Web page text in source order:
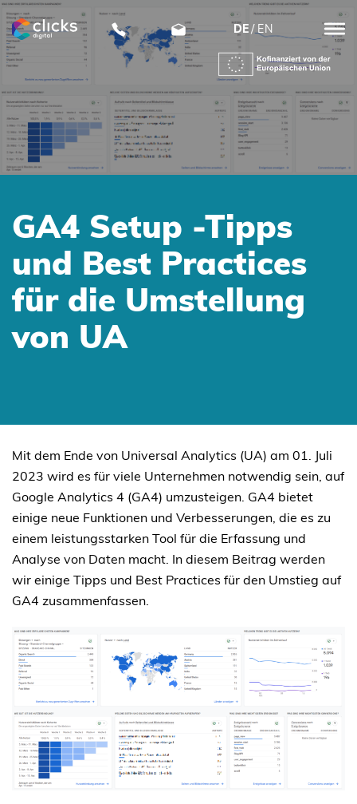
clicks
digital
DE EN
GA4 Setup -Tipps
und Best Practices
für die Umstellung
von UA
TO
CONTENT
Mit dem Ende von Universal Analytics (UA) am 01. Juli
2023 wird es für viele Unternehmen notwendig sein, auf
Google Analytics 4 (GA4) umzusteigen. GA4 bietet
einige neue Funktionen und Verbesserungen, die es zu
einem leistungsstarken Tool für die Erfassung und
Analyse von Daten macht. In diesem Beitrag werden
wir einige Tipps und Best Practices für den Umstieg auf
GA4 zusammenfassen.